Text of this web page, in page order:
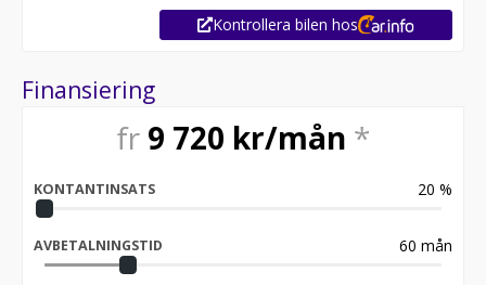
Kontrollera bilen hos
Finansiering
fr 9 720 kr/mån *
KONTANTINSATS 20 %
AVBETALNINGSTID 60 mån